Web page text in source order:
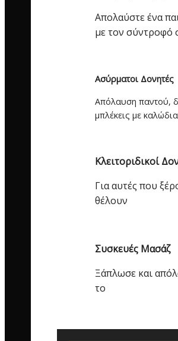
Απολαύστε ένα
με τον σύντροφό
Ασύρματοι Δονητές
Απόλαυση παντού,
μπλέκεις με καλώδια
Κλειτοριδικοί
Για αυτές που
θέλουν
Συσκευές Μασάζ
Ξάπλωσε και
το